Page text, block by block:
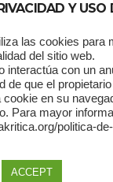
RK Contactos
Página de ejemplo
Y USO
las cookies para
del sitio web.
interactúa con un
de que el
cookie en su
Para mayor
politica-
ACCEPT